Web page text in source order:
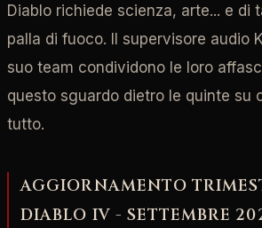
Diablo richiede scienza, arte... e di
palla di fuoco. Il supervisore audio
suo team condividono le loro
questo sguardo dietro le quinte su
tutto.
AGGIORNAMENTO
DIABLO IV - SETTEMBRE